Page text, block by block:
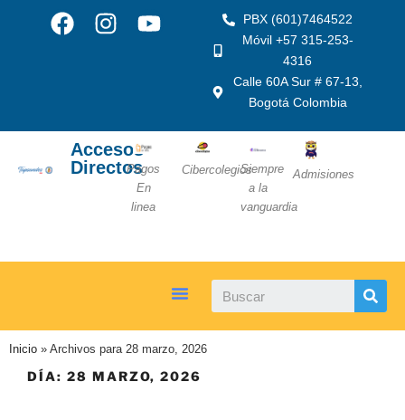
PBX (601)7464522
Móvil +57 315-253-
4316
Calle 60A Sur # 67-13,
Bogotá Colombia
Accesos
DirectosPagos
En
linea
CibercolegiosSiempre
a la
vanguardia
Admisiones
Inicio » Archivos para 28 marzo, 2026
DÍA: 28 MARZO, 2026